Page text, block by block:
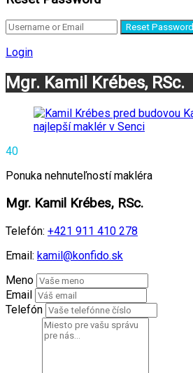
Reset Password
Login
Mgr. Kamil Krébes, RSc.
40
Ponuka nehnuteľností makléra
Mgr. Kamil Krébes, RSc.
Telefón: +421 911 410 278
Email: kamil@konfido.sk
Meno
Email
Telefón